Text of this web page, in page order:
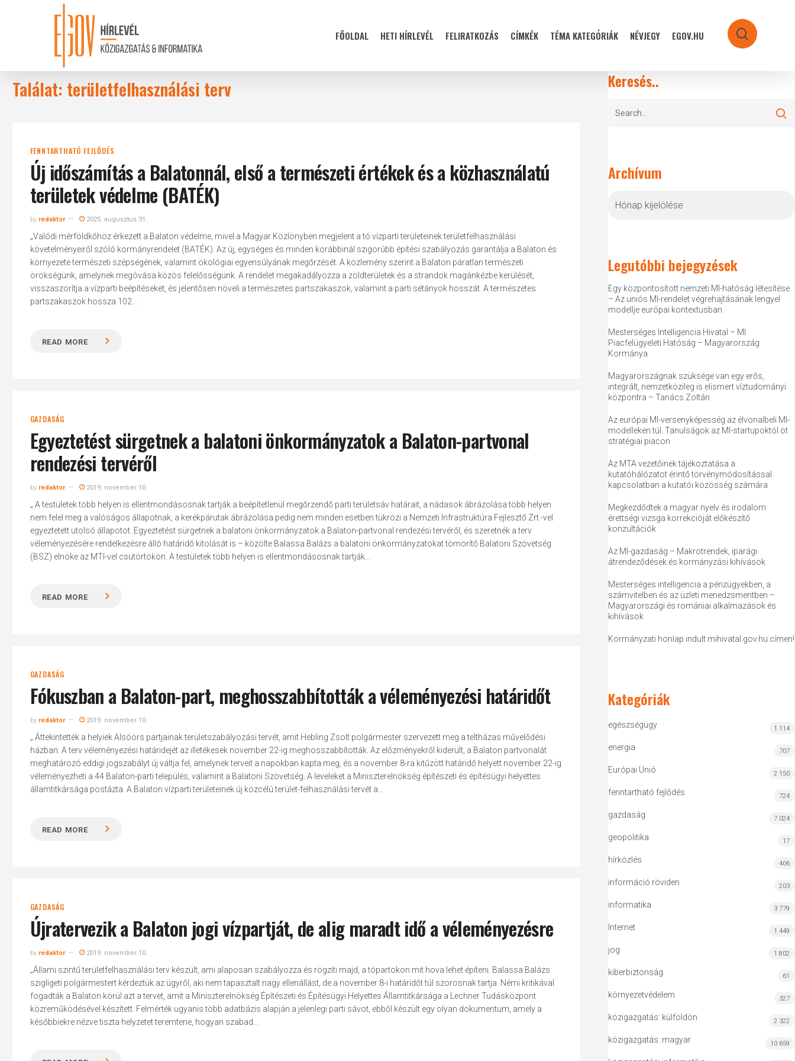
Hit enter to search or ESC to close
FŐOLDAL HETI HÍRLEVÉL FELIRATKOZÁS CÍMKÉK TÉMA KATEGÓRIÁK NÉVJEGY EGOV.HU search
Találat: területfelhasználási terv
FENNTARTHATÓ FEJLŐDÉS
Új időszámítás a Balatonnál, első a természeti értékek és a közhasználatú
területek védelme (BATÉK)
by redaktor 2025. augusztus 31.
„Valódi mérföldkőhöz érkezett a Balaton védelme, mivel a Magyar Közlönyben megjelent a tó vízparti területeinek területfelhasználási
követelményeiről szóló kormányrendelet (BATÉK). Az új, egységes és minden korábbinál szigorúbb építési szabályozás garantálja a Balaton és
környezete természeti szépségének, valamint ökológiai egyensúlyának megőrzését. A közlemény szerint a Balaton páratlan természeti
örökségünk, amelynek megóvása közös felelősségünk. A rendelet megakadályozza a zöldterületek és a strandok magánkézbe kerülését,
visszaszorítja a vízparti beépítéseket, és jelentősen növeli a természetes partszakaszok, valamint a parti sétányok hosszát. A természetes
partszakaszok hossza 102...
READ MORE
GAZDASÁG
Egyeztetést sürgetnek a balatoni önkormányzatok a Balaton-partvonal
rendezési tervéről
by redaktor 2019. november 10.
„ A testületek több helyen is ellentmondásosnak tartják a beépítetlenül megőrzendő parti területsáv határait, a nádasok ábrázolása több helyen
nem felel meg a valóságos állapotnak, a kerékpárutak ábrázolása pedig nem minden esetben tükrözi a Nemzeti Infrastruktúra Fejlesztő Zrt.-vel
egyeztetett utolsó állapotot. Egyeztetést sürgetnek a balatoni önkormányzatok a Balaton-partvonal rendezési tervéről, és szeretnék a terv
véleményezésére rendelkezésre álló határidő kitolását is – közölte Balassa Balázs a balatoni önkormányzatokat tömörítő Balatoni Szövetség
(BSZ) elnöke az MTI-vel csütörtökön. A testületek több helyen is ellentmondásosnak tartják...
READ MORE
GAZDASÁG
Fókuszban a Balaton-part, meghosszabbították a véleményezési határidőt
by redaktor 2019. november 10.
„ Áttekintették a helyiek Alsóörs partjainak területszabályozási tervét, amit Hebling Zsolt polgármester szervezett meg a teltházas művelődési
házban. A terv véleményezési határidejét az illetékesek november 22-ig meghosszabbították. Az előzményekről kiderült, a Balaton partvonalát
meghatározó eddigi jogszabályt új váltja fel, amelynek terveit a napokban kapta meg, és a november 8-ra kitűzött határidő helyett november 22-ig
véleményezheti a 44 Balaton-parti település, valamint a Balatoni Szövetség. A leveleket a Miniszterelnökség építészeti és építésügyi helyettes
államtitkársága postázta. A Balaton vízparti területeinek új közcélú terület-felhasználási tervét a...
READ MORE
GAZDASÁG
Újratervezik a Balaton jogi vízpartját, de alig maradt idő a véleményezésre
by redaktor 2019. november 10.
„Állami szintű területfelhasználási terv készült, ami alaposan szabályozza és rögzíti majd, a tópartokon mit hova lehet építeni. Balassa Balázs
szigligeti polgármestert kérdeztük az ügyről, aki nem tapasztalt nagy ellenállást, de a november 8-i határidőt túl szorosnak tartja. Némi kritikával
fogadták a Balaton körül azt a tervet, amit a Miniszterelnökség Építészeti és Építésügyi Helyettes Államtitkársága a Lechner Tudásközpont
közreműködésével készített. Felmérték ugyanis több adatbázis alapján a jelenlegi parti sávot, ebből készült egy olyan dokumentum, amely a
későbbiekre nézve tiszta helyzetet teremtene, hogyan szabad...
Keresés..
Archívum
Legutóbbi bejegyzések
Egy központosított nemzeti MI-hatóság létesítése
– Az uniós MI-rendelet végrehajtásának lengyel
modellje európai kontextusban
Mesterséges Intelligencia Hivatal – MI
Piacfelügyeleti Hatóság – Magyarország
Kormánya
Magyarországnak szüksége van egy erős,
integrált, nemzetközileg is elismert víztudományi
központra – Tanács Zoltán
Az európai MI-versenyképesség az élvonalbeli MI-
modelleken túl. Tanulságok az MI-startupoktól öt
stratégiai piacon
Az MTA vezetőinek tájékoztatása a
kutatóhálózatot érintő törvénymódosítással
kapcsolatban a kutatói közösség számára
Megkezdődtek a magyar nyelv és irodalom
érettségi vizsga korrekcióját előkészítő
konzultációk
Az MI-gazdaság – Makrotrendek, iparági
átrendeződések és kormányzási kihívások
Mesterséges intelligencia a pénzügyekben, a
számvitelben és az üzleti menedzsmentben –
Magyarországi és romániai alkalmazások és
kihívások
Kormányzati honlap indult mihivatal.gov.hu címen!
Kategóriák
egészségügy 1 114
energia 707
Európai Unió 2 150
fenntartható fejlődés 724
gazdaság 7 024
geopolitika 17
hírközlés 406
információ röviden 203
informatika 3 779
Internet 1 449
jog 1 802
kiberbiztonság 61
környezetvédelem 327
közigazgatás: külföldön 2 322
közigazgatás: magyar 10 659